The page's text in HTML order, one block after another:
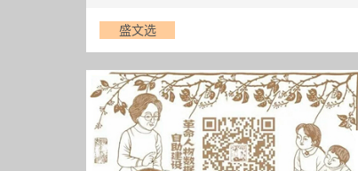
盛文选